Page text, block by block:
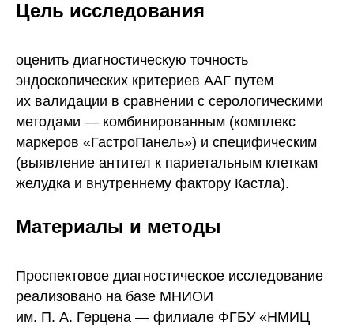
Цель исследования
оценить диагностическую точность
эндоскопических критериев ААГ путем
их валидации в сравнении с серологическими
методами — комбинированным (комплекс
маркеров «ГастроПанель») и специфическим
(выявление антител к париетальным клеткам
желудка и внутреннему фактору Кастла).
Материалы и методы
Проспектовое диагностическое исследование
реализовано на базе МНИОИ
им. П. А. Герцена — филиале ФГБУ «НМИЦ